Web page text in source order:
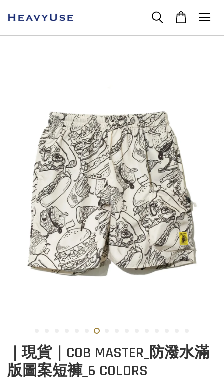
｜現貨｜COB MASTER_防潑水滿
版圖案短褲_6 COLORS